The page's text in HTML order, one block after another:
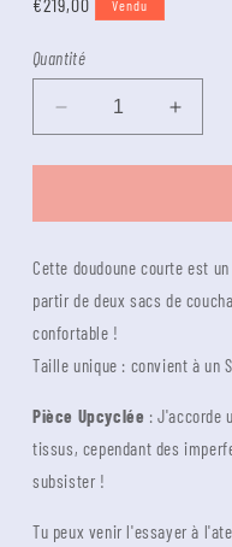
Tarif
€219,00 Vendu
Quantité
Diminuer
la
quantité
Doudoune
et
Bleu
la
et
Bleu
Cette doudoune courte est
partir de deux sacs de
confortable !
Taille unique : convient à un
Pièce Upcyclée : J'accorde
tissus, cependant des
subsister !
Tu peux venir l'essayer à